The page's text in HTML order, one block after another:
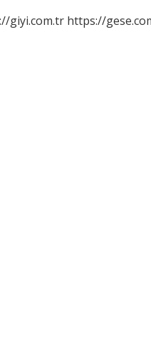
giyi.com.tr https://